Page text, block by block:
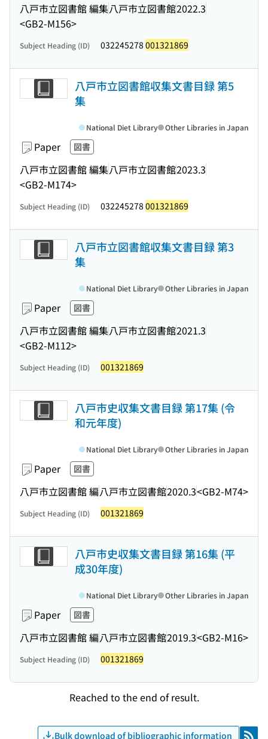
八戸市立図書館 編集八戸市立図書館2022.3
<GB2-M156>
Subject Heading (ID) 032245278 001321869
八戸市立図書館収集文書目録 第5
集
Paper 図書
八戸市立図書館 編集八戸市立図書館2023.3
<GB2-M174>
National Diet Library Other Libraries in Japan
Subject Heading (ID) 032245278 001321869
八戸市立図書館収集文書目録 第3
集
Paper 図書
八戸市立図書館 編集八戸市立図書館2021.3
<GB2-M112>
National Diet Library Other Libraries in Japan
Subject Heading (ID) 001321869
八戸市史収集文書目録 第17集 (令
和元年度)
Paper 図書
八戸市立図書館 編八戸市立図書館2020.3<GB2-M74>
National Diet Library Other Libraries in Japan
Subject Heading (ID) 001321869
八戸市史収集文書目録 第16集 (平
成30年度)
Paper 図書
八戸市立図書館 編八戸市立図書館2019.3<GB2-M16>
National Diet Library Other Libraries in Japan
Subject Heading (ID) 001321869
Reached to the end of result.
Bulk download of bibliographic information